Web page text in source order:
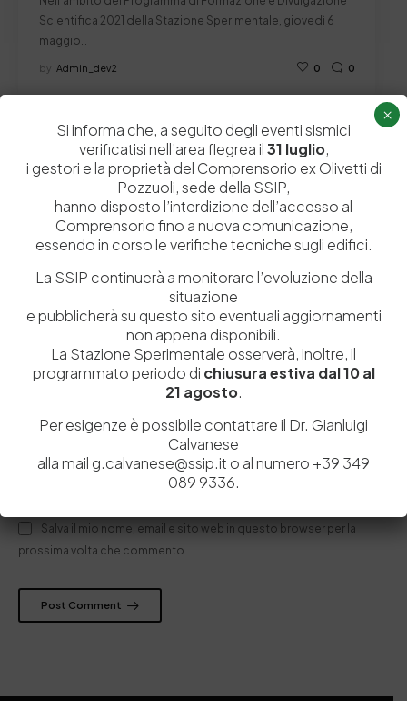
Scientifica 2021 della Stazione Sperimentale, giovedì 6
maggio…
by Admin_dev2 0 0
Lascia un commento
Il tuo indirizzo email non sarà pubblicato. I campi obbligatori sono
Salva il mio nome, email e sito web in questo browser per la
prossima volta che commento.
Post Comment
Si informa che, a seguito degli eventi sismici
verificatisi nell’area flegrea il31 luglio,
i gestori e la proprietà del Comprensorio ex Olivetti di
Pozzuoli, sede della SSIP,
hanno disposto l’interdizione dell’accesso al
Comprensorio fino a nuova comunicazione,
essendo in corso le verifiche tecniche sugli edifici.
La SSIP continuerà a monitorare l’evoluzione della
situazione
e pubblicherà su questo sito eventuali aggiornamenti
non appena disponibili.
La Stazione Sperimentale osserverà, inoltre, il
programmato periodo di chiusura estiva dal 10 al
21 agosto.
Per esigenze è possibile contattare il Dr. Gianluigi
Calvanese
alla mail g.calvanese@ssip.it o al numero +39 349
089 9336.
×